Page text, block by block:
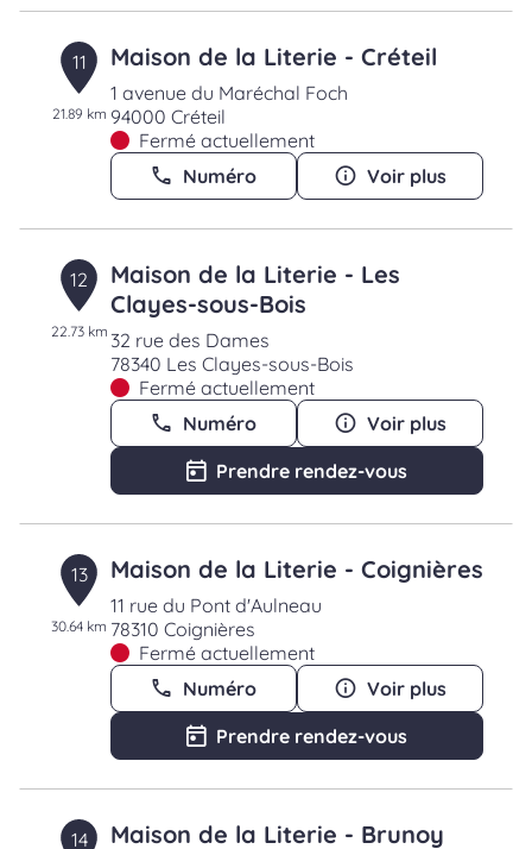
11
21.89 km
Maison de la Literie - Créteil
1 avenue du Maréchal Foch
94000 Créteil
Fermé actuellement
Numéro
Voir plus
12
22.73 km
Maison de la Literie - Les
Clayes-sous-Bois
32 rue des Dames
78340 Les Clayes-sous-Bois
Fermé actuellement
Numéro
Voir plus
Prendre rendez-vous
13
30.64 km
Maison de la Literie - Coignières
11 rue du Pont d'Aulneau
78310 Coignières
Fermé actuellement
Numéro
Voir plus
Prendre rendez-vous
14 Maison de la Literie - Brunoy